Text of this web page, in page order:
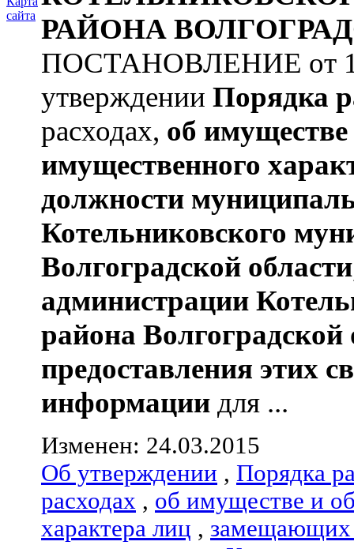
сайта РАЙОНА
ПОСТАНОВЛЕНИЕ от
утверждении Порядка
расходах, об имуществе
имущественного
должности
Котельниковского
Волгоградской области
администрации
района Волгоградской
предоставления этих
информации для ...
Изменен: 24.03.2015
Об утверждении , Порядка
расходах , об имуществе и
характера лиц , замещающих